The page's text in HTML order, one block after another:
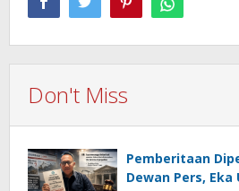
Don't Miss
Pemberitaan
Dewan Pers,